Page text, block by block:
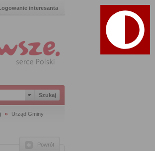
interesanta
Urząd Gminy
Powrót